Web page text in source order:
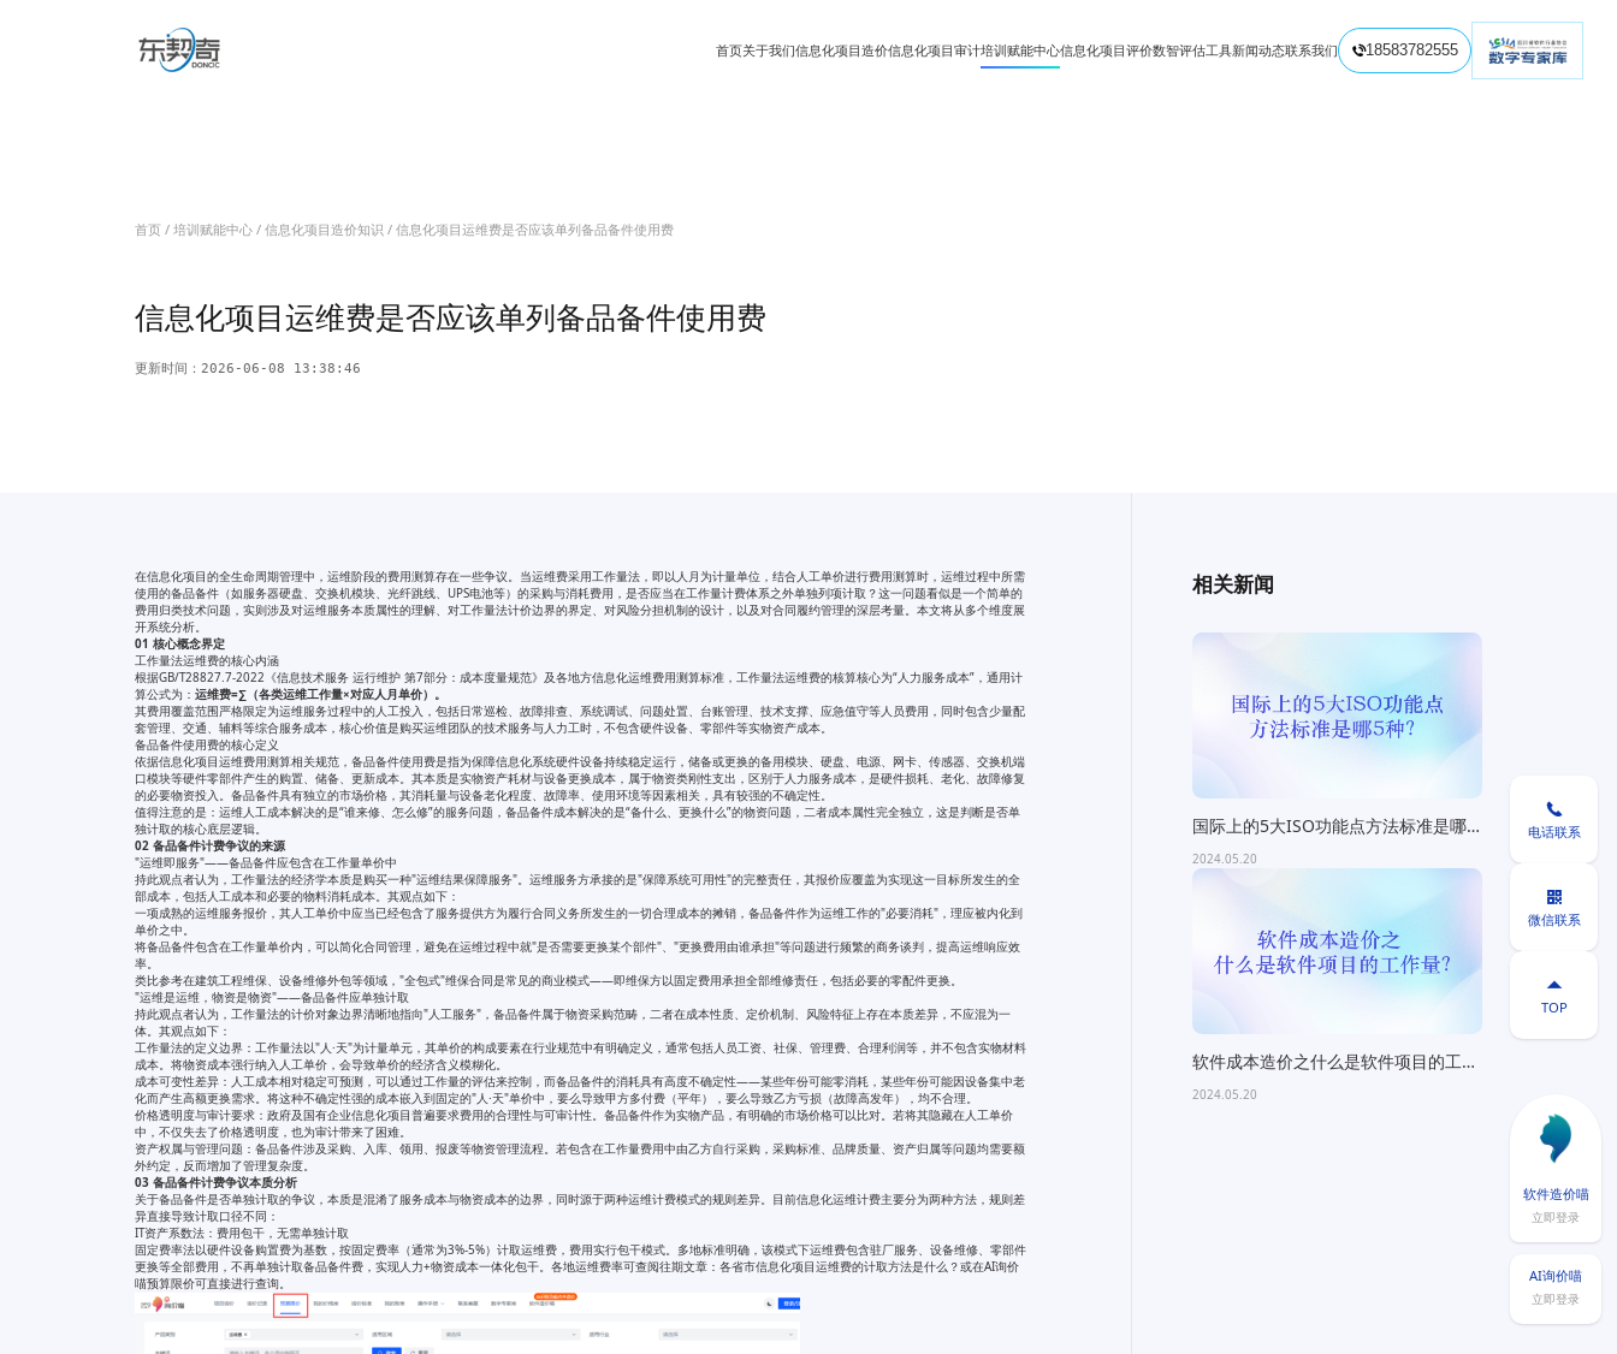
首页关于我们信息化项目造价信息化项目审计培训赋能中心信息化项目评价数智评估工具新闻动态联系我们 18583782555
信息化项目造价
信息化项目评价
新闻动态
联系我们
首页 / 培训赋能中心 / 信息化项目造价知识 / 信息化项目运维费是否应该单列备品备件使用费
信息化项目运维费是否应该单列备品备件使用费
更新时间：2026-06-08 13:38:46
在信息化项目的全生命周期管理中，运维阶段的费用测算存在一些争议。当运维费采用工作量法，即以人月为计量单位，结合人工单价进行费用测算时，运维过程中所需
使用的备品备件（如服务器硬盘、交换机模块、光纤跳线、UPS电池等）的采购与消耗费用，是否应当在工作量计费体系之外单独列项计取？这一问题看似是一个简单的
费用归类技术问题，实则涉及对运维服务本质属性的理解、对工作量法计价边界的界定、对风险分担机制的设计，以及对合同履约管理的深层考量。本文将从多个维度展
开系统分析。
01 核心概念界定
工作量法运维费的核心内涵
根据GB/T28827.7-2022《信息技术服务 运行维护 第7部分：成本度量规范》及各地方信息化运维费用测算标准，工作量法运维费的核算核心为“人力服务成本”，通用计
算公式为： 运维费=∑（各类运维工作量×对应人月单价）。
其费用覆盖范围严格限定为运维服务过程中的人工投入，包括日常巡检、故障排查、系统调试、问题处置、台账管理、技术支撑、应急值守等人员费用，同时包含少量配
套管理、交通、辅料等综合服务成本，核心价值是购买运维团队的技术服务与人力工时，不包含硬件设备、零部件等实物资产成本。
备品备件使用费的核心定义
依据信息化项目运维费用测算相关规范，备品备件使用费是指为保障信息化系统硬件设备持续稳定运行，储备或更换的备用模块、硬盘、电源、网卡、传感器、交换机端
口模块等硬件零部件产生的购置、储备、更新成本。其本质是实物资产耗材与设备更换成本，属于物资类刚性支出，区别于人力服务成本，是硬件损耗、老化、故障修复
的必要物资投入。备品备件具有独立的市场价格，其消耗量与设备老化程度、故障率、使用环境等因素相关，具有较强的不确定性。
值得注意的是：运维人工成本解决的是“谁来修、怎么修”的服务问题，备品备件成本解决的是“备什么、更换什么”的物资问题，二者成本属性完全独立，这是判断是否单
独计取的核心底层逻辑。
02 备品备件计费争议的来源
"运维即服务"——备品备件应包含在工作量单价中
持此观点者认为，工作量法的经济学本质是购买一种"运维结果保障服务"。运维服务方承接的是"保障系统可用性"的完整责任，其报价应覆盖为实现这一目标所发生的全
部成本，包括人工成本和必要的物料消耗成本。其观点如下：
一项成熟的运维服务报价，其人工单价中应当已经包含了服务提供方为履行合同义务所发生的一切合理成本的摊销，备品备件作为运维工作的"必要消耗"，理应被内化到
单价之中。
将备品备件包含在工作量单价内，可以简化合同管理，避免在运维过程中就"是否需要更换某个部件"、"更换费用由谁承担"等问题进行频繁的商务谈判，提高运维响应效
率。
类比参考在建筑工程维保、设备维修外包等领域，"全包式"维保合同是常见的商业模式——即维保方以固定费用承担全部维修责任，包括必要的零配件更换。
"运维是运维，物资是物资"——备品备件应单独计取
持此观点者认为，工作量法的计价对象边界清晰地指向"人工服务"，备品备件属于物资采购范畴，二者在成本性质、定价机制、风险特征上存在本质差异，不应混为一
体。其观点如下：
工作量法的定义边界：工作量法以"人·天"为计量单元，其单价的构成要素在行业规范中有明确定义，通常包括人员工资、社保、管理费、合理利润等，并不包含实物材料
成本。将物资成本强行纳入人工单价，会导致单价的经济含义模糊化。
成本可变性差异：人工成本相对稳定可预测，可以通过工作量的评估来控制，而备品备件的消耗具有高度不确定性——某些年份可能零消耗，某些年份可能因设备集中老
化而产生高额更换需求。将这种不确定性强的成本嵌入到固定的"人·天"单价中，要么导致甲方多付费（平年），要么导致乙方亏损（故障高发年），均不合理。
价格透明度与审计要求：政府及国有企业信息化项目普遍要求费用的合理性与可审计性。备品备件作为实物产品，有明确的市场价格可以比对。若将其隐藏在人工单价
中，不仅失去了价格透明度，也为审计带来了困难。
资产权属与管理问题：备品备件涉及采购、入库、领用、报废等物资管理流程。若包含在工作量费用中由乙方自行采购，采购标准、品牌质量、资产归属等问题均需要额
外约定，反而增加了管理复杂度。
03 备品备件计费争议本质分析
关于备品备件是否单独计取的争议，本质是混淆了服务成本与物资成本的边界，同时源于两种运维计费模式的规则差异。目前信息化运维计费主要分为两种方法，规则差
异直接导致计取口径不同：
IT资产系数法：费用包干，无需单独计取
固定费率法以硬件设备购置费为基数，按固定费率（通常为3%-5%）计取运维费，费用实行包干模式。多地标准明确，该模式下运维费包含驻厂服务、设备维修、零部件
更换等全部费用，不再单独计取备品备件费，实现人力+物资成本一体化包干。各地运维费率可查阅往期文章：各省市信息化项目运维费的计取方法是什么？或在AI询价
喵预算限价可直接进行查询。
相关新闻
国际上的5大ISO功能点方法标准是哪5
种？
2024.05.20
软件成本造价之什么是软件项目的工作
量？
2024.05.20

电话联系

微信联系

TOP
软件造价喵
立即登录
AI询价喵
立即登录